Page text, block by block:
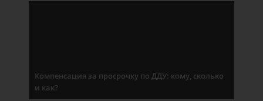
Компенсация за просрочку по ДДУ: кому, сколько
и как?